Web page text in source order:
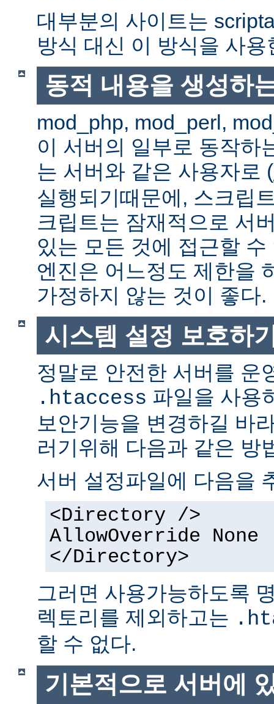
대부분의 사이트는
방식 대신 이 방식을 사용
동적 내용을 생성하
mod_php, mod_perl,
이 서버의 일부로 동작하
는 서버와 같은 사용자로 (
실행되기때문에, 스크립
크립트는 잠재적으로 서
있는 모든 것에 접근할
엔진은 어느정도 제한을
가정하지 않는 것이 좋다.
시스템 설정 보호하
정말로 안전한 서버를 운
.htaccess 파일을 사용
보안기능을 변경하길 바
러기위해 다음과 같은 방
서버 설정파일에 다음을
<Directory />
AllowOverride None
</Directory>
그러면 사용가능하도록
렉토리를 제외하고는
할 수 없다.
기본적으로 서버에